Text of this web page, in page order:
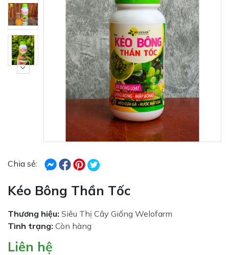
Chia sẻ:
Kéo Bông Thần Tốc
Thương hiệu: Siêu Thị Cây Giống Welofarm
Tình trạng: Còn hàng
Liên hệ